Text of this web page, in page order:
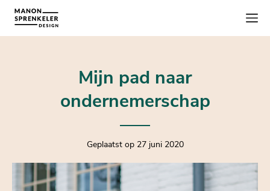
Mijn pad naar
ondernemerschap
Geplaatst op 27 juni 2020